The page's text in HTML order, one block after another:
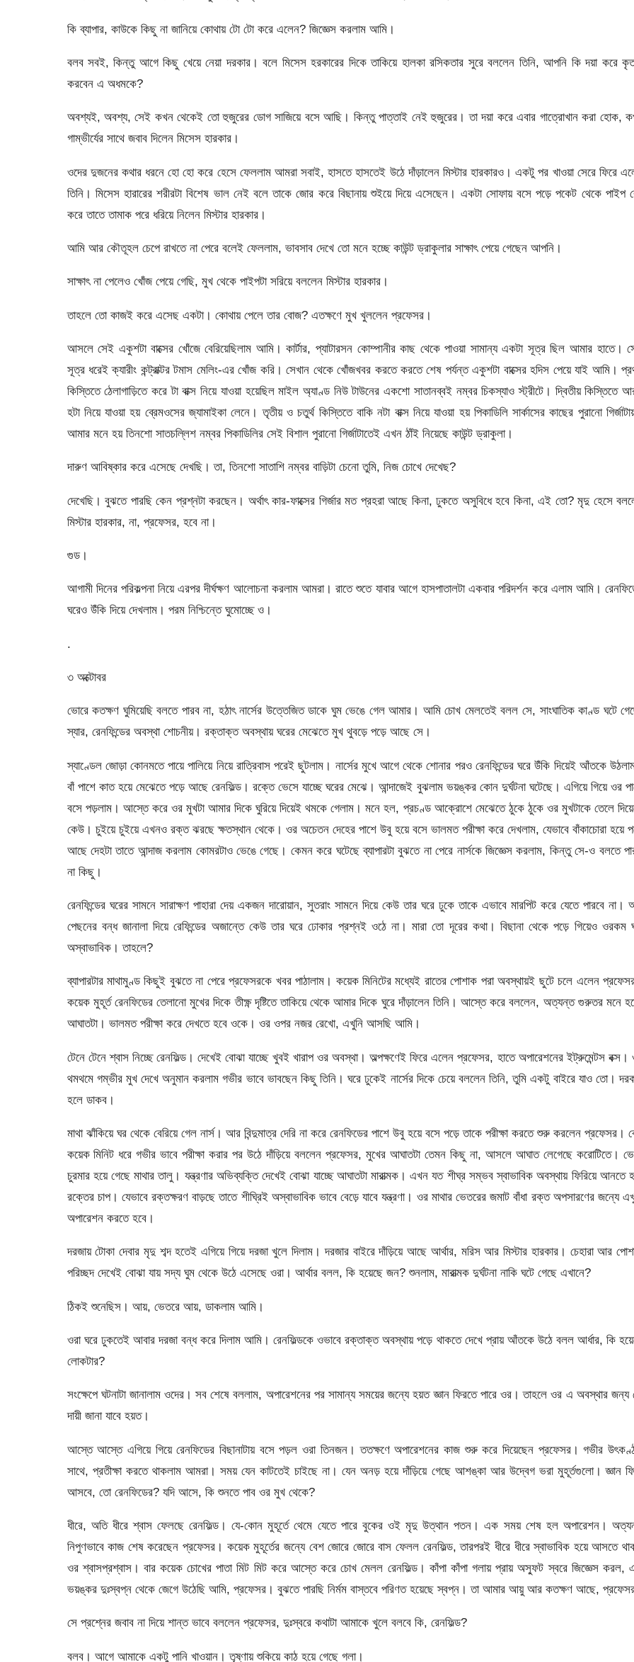
কি ব্যাপার, কাউকে কিছু না জানিয়ে কোথায় টো টো করে এলেন? জিজ্ঞেস করলাম আমি।
বলব সবই, কিন্তু আগে কিছু খেয়ে নেয়া দরকার। বলে মিসেস হরকারের দিকে তাকিয়ে হালকা রসিকতার সুরে বললেন তিনি, আপনি কি দয়া করে
করবেন এ অধমকে?
অবশ্যই, অবশ্য, সেই কখন থেকেই তো হুজুরের ডোগ সাজিয়ে বসে আছি। কিন্তু পাত্তাই নেই হুজুরের। তা দয়া করে এবার গাত্রোখান করা হোক,
গাম্ভীর্যের সাথে জবাব দিলেন মিসেস হারকার।
ওদের দুজনের কথার ধরনে হো হো করে হেসে ফেললাম আমরা সবাই, হাসতে হাসতেই উঠে দাঁড়ালেন মিস্টার হারকারও। একটু পর খাওয়া সেরে ফিরে
তিনি। মিসেস হারারের শরীরটা বিশেষ ভাল নেই বলে তাকে জোর করে বিছানায় শুইয়ে দিয়ে এসেছেন। একটা সোফায় বসে পড়ে পকেট থেকে পাইপ
করে তাতে তামাক পরে ধরিয়ে নিলেন মিস্টার হারকার।
আমি আর কৌতূহল চেপে রাখতে না পেরে বলেই ফেললাম, ভাবসাব দেখে তো মনে হচ্ছে কাউন্ট ড্রাকুলার সাক্ষাৎ পেয়ে গেছেন আপনি।
সাক্ষাৎ না পেলেও খোঁজ পেয়ে গেছি, মুখ থেকে পাইপটা সরিয়ে বললেন মিস্টার হারকার।
তাহলে তো কাজই করে এসেছ একটা। কোথায় পেলে তার বোজ? এতক্ষণে মুখ খুললেন প্রফেসর।
আসলে সেই একুশটা বাক্সের খোঁজে বেরিয়েছিলাম আমি। কার্টার, প্যাটারসন কোম্পানীর কাছ থেকে পাওয়া সামান্য একটা সূত্র ছিল আমার হাতে।
সূত্র ধরেই ক্যারীং কন্ট্রাক্টর টমাস মেলিং-এর খোঁজ করি। সেখান থেকে খোঁজখবর করতে করতে শেষ পর্যন্ত একুশটা বাক্সের হদিস পেয়ে যাই আমি।
কিস্তিতে ঠেলাগাড়িতে করে টা বাক্স নিয়ে যাওয়া হয়েছিল মাইল অ্যাণ্ড নিউ টাউনের একশো সাতানব্বই নম্বর চিকস্যাও স্ট্রীটে। দ্বিতীয় কিস্তিতে
হটা নিয়ে যাওয়া হয় ব্রেমওসের জ্যামাইকা লেনে। তৃতীয় ও চতুর্থ কিস্তিতে বাকি নটা বাক্স নিয়ে যাওয়া হয় পিকাডিলি সার্কাসের কাছের পুরানো
আমার মনে হয় তিনশো সাতচল্লিশ নম্বর পিকাডিলির সেই বিশাল পুরানো গির্জাটাতেই এখন ঠাঁই নিয়েছে কাউন্ট ড্রাকুলা।
দারুণ আবিষ্কার করে এসেছে দেখছি। তা, তিনশো সাতাশি নম্বর বাড়িটা চেনো তুমি, নিজ চোখে দেখেছ?
দেখেছি। বুঝতে পারছি কেন প্রশ্নটা করছেন। অর্থাৎ কার-ফাক্সের গির্জার মত প্রহরা আছে কিনা, ঢুকতে অসুবিধে হবে কিনা, এই তো? মৃদু হেসে
মিস্টার হারকার, না, প্রফেসর, হবে না।
গুড।
আগামী দিনের পরিকল্পনা নিয়ে এরপর দীর্ঘক্ষণ আলোচনা করলাম আমরা। রাতে শুতে যাবার আগে হাসপাতালটা একবার পরিদর্শন করে এলাম আমি।
ঘরেও উঁকি দিয়ে দেখলাম। পরম নিশ্চিন্তে ঘুমোচ্ছে ও।
.
৩ অক্টোবর
ভোরে কতক্ষণ ঘুমিয়েছি বলতে পারব না, হঠাৎ নার্সের উত্তেজিত ডাকে ঘুম ভেঙে গেল আমার। আমি চোখ মেলতেই বলল সে, সাংঘাতিক কাণ্ড ঘটে
স্যার, রেনফিন্ডের অবস্থা শোচনীয়। রক্তাক্ত অবস্থায় ঘরের মেঝেতে মুখ থুবড়ে পড়ে আছে সে।
স্যাণ্ডেল জোড়া কোনমতে পায়ে পালিয়ে নিয়ে রাত্রিবাস পরেই ছুটলাম। নার্সের মুখে আগে থেকে শোনার পরও রেনফিন্ডের ঘরে উঁকি দিয়েই আঁতকে
বাঁ পাশে কাত হয়ে মেঝেতে পড়ে আছে রেনফিল্ড। রক্তে ভেসে যাচ্ছে ঘরের মেঝে। আন্দাজেই বুঝলাম ভয়ঙ্কর কোন দুর্ঘটনা ঘটেছে। এগিয়ে গিয়ে ওর
বসে পড়লাম। আস্তে করে ওর মুখটা আমার দিকে ঘুরিয়ে দিয়েই থমকে গেলাম। মনে হল, প্রচণ্ড আক্রোশে মেঝেতে ঠুকে ঠুকে ওর মুখটাকে তেলে
কেউ। চুইয়ে চুইয়ে এখনও রক্ত ঝরছে ক্ষতস্থান থেকে। ওর অচেতন দেহের পাশে উবু হয়ে বসে ভালমত পরীক্ষা করে দেখলাম, যেভাবে বাঁকাচোরা হয়ে
আছে দেহটা তাতে আন্দাজ করলাম কোমরটাও ভেঙে গেছে। কেমন করে ঘটেছে ব্যাপারটা বুঝতে না পেরে নার্সকে জিজ্ঞেস করলাম, কিন্তু সে-ও বলতে
না কিছু।
রেনফিন্ডের ঘরের সামনে সারাক্ষণ পাহারা দেয় একজন দারোয়ান, সুতরাং সামনে দিয়ে কেউ তার ঘরে ঢুকে তাকে এভাবে মারপিট করে যেতে পারবে না।
পেছনের বন্ধ জানালা দিয়ে রেফিন্ডের অজান্তে কেউ তার ঘরে ঢোকার প্রশ্নই ওঠে না। মারা তো দূরের কথা। বিছানা থেকে পড়ে গিয়েও ওরকম
অস্বাভাবিক। তাহলে?
ব্যাপারটার মাথামুণ্ড কিছুই বুঝতে না পেরে প্রফেসরকে খবর পাঠালাম। কয়েক মিনিটের মধ্যেই রাতের পোশাক পরা অবস্থায়ই ছুটে চলে এলেন
কয়েক মুহূর্ত রেনফিডের তেলানো মুখের দিকে তীক্ষ্ণ দৃষ্টিতে তাকিয়ে থেকে আমার দিকে ঘুরে দাঁড়ালেন তিনি। আস্তে করে বললেন, অত্যন্ত গুরুতর মনে
আঘাতটা। ভালমত পরীক্ষা করে দেখতে হবে ওকে। ওর ওপর নজর রেখো, এখুনি আসছি আমি।
টেনে টেনে শ্বাস নিচ্ছে রেনফিল্ড। দেখেই বোঝা যাচ্ছে খুবই খারাপ ওর অবস্থা। অল্পক্ষণেই ফিরে এলেন প্রফেসর, হাতে অপারেশনের ইট্রুমেন্টস বক্স।
থমথমে গম্ভীর মুখ দেখে অনুমান করলাম গভীর ভাবে ভাবছেন কিছু তিনি। ঘরে ঢুকেই নার্সের দিকে চেয়ে বললেন তিনি, তুমি একটু বাইরে যাও তো।
হলে ডাকব।
মাথা ঝাঁকিয়ে ঘর থেকে বেরিয়ে গেল নার্স। আর বিন্দুমাত্র দেরি না করে রেনফিডের পাশে উবু হয়ে বসে পড়ে তাকে পরীক্ষা করতে শুরু করলেন প্রফেসর।
কয়েক মিনিট ধরে গভীর ভাবে পরীক্ষা করার পর উঠে দাঁড়িয়ে বললেন প্রফেসর, মুখের আঘাতটা তেমন কিছু না, আসলে আঘাত লেগেছে করোটিতে।
চুরমার হয়ে গেছে মাথার তালু। যন্ত্রণার অভিব্যক্তি দেখেই বোঝা যাচ্ছে আঘাতটা মারাত্মক। এখন যত শীঘ্র সম্ভব স্বাভাবিক অবস্থায় ফিরিয়ে আনতে
রক্তের চাপ। যেভাবে রক্তক্ষরণ বাড়ছে তাতে শীঘ্রিই অস্বাভাবিক ভাবে বেড়ে যাবে যন্ত্রণা। ওর মাথার ভেতরের জমাট বাঁধা রক্ত অপসারণের জন্যে
অপারেশন করতে হবে।
দরজায় টোকা দেবার মৃদু শব্দ হতেই এগিয়ে গিয়ে দরজা খুলে দিলাম। দরজার বাইরে দাঁড়িয়ে আছে আর্থার, মরিস আর মিস্টার হারকার। চেহারা আর
পরিচ্ছদ দেখেই বোঝা যায় সদ্য ঘুম থেকে উঠে এসেছে ওরা। আর্থার বলল, কি হয়েছে জন? শুনলাম, মারাত্মক দুর্ঘটনা নাকি ঘটে গেছে এখানে?
ঠিকই শুনেছিস। আয়, ভেতরে আয়, ডাকলাম আমি।
ওরা ঘরে ঢুকতেই আবার দরজা বন্ধ করে দিলাম আমি। রেনফিল্ডকে ওভাবে রক্তাক্ত অবস্থায় পড়ে থাকতে দেখে প্রায় আঁতকে উঠে বলল আর্ধার, কি
লোকটার?
সংক্ষেপে ঘটনাটা জানালাম ওদের। সব শেষে বললাম, অপারেশনের পর সামান্য সময়ের জন্যে হয়ত জ্ঞান ফিরতে পারে ওর। তাহলে ওর এ অবস্থার জন্য
দায়ী জানা যাবে হয়ত।
আস্তে আস্তে এগিয়ে গিয়ে রেনফিডের বিছানাটায় বসে পড়ল ওরা তিনজন। ততক্ষণে অপারেশনের কাজ শুরু করে দিয়েছেন প্রফেসর। গভীর
সাথে, প্রতীক্ষা করতে থাকলাম আমরা। সময় যেন কাটতেই চাইছে না। যেন অনড় হয়ে দাঁড়িয়ে গেছে আশঙ্কা আর উদ্বেগ ভরা মুহূর্তগুলো। জ্ঞান
আসবে, তো রেনফিডের? যদি আসে, কি শুনতে পাব ওর মুখ থেকে?
ধীরে, অতি ধীরে শ্বাস ফেলছে রেনফিল্ড। যে-কোন মুহূর্তে থেমে যেতে পারে বুকের ওই মৃদু উত্থান পতন। এক সময় শেষ হল অপারেশন।
নিপুণভাবে কাজ শেষ করেছেন প্রফেসর। কয়েক মুহূর্তের জন্যে বেশ জোরে জোরে বাস ফেলল রেনফিল্ড, তারপরই ধীরে ধীরে স্বাভাবিক হয়ে আসতে
ওর শ্বাসপ্রশ্বাস। বার কয়েক চোখের পাতা মিট মিট করে আস্তে করে চোখ মেলল রেনফিল্ড। কাঁপা কাঁপা গলায় প্রায় অস্ফুট স্বরে জিজ্ঞেস করল,
ভয়ঙ্কর দুঃস্বপ্ন থেকে জেগে উঠেছি আমি, প্রফেসর। বুঝতে পারছি নির্মম বাস্তবে পরিণত হয়েছে স্বপ্ন। তা আমার আয়ু আর কতক্ষণ আছে,
সে প্রশ্নের জবাব না দিয়ে শান্ত ভাবে বললেন প্রফেসর, দুঃস্বরে কথাটা আমাকে খুলে বলবে কি, রেনফিল্ড?
বলব। আগে আমাকে একটু পানি খাওয়ান। তৃষ্ণায় শুকিয়ে কাঠ হয়ে গেছে গলা।